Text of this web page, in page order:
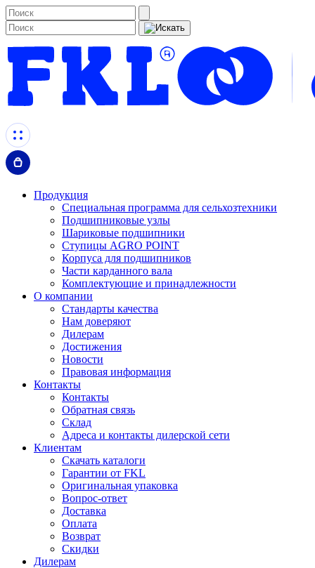
Продукция
Специальная программа для сельхозтехники
Подшипниковые узлы
Шариковые подшипники
Ступицы AGRO POINT
Корпуса для подшипников
Части карданного вала
Комплектующие и принадлежности
О компании
Стандарты качества
Нам доверяют
Дилерам
Достижения
Новости
Правовая информация
Контакты
Контакты
Обратная связь
Склад
Адреса и контакты дилерской сети
Клиентам
Скачать каталоги
Гарантии от FKL
Оригинальная упаковка
Вопрос-ответ
Доставка
Оплата
Возврат
Скидки
Дилерам